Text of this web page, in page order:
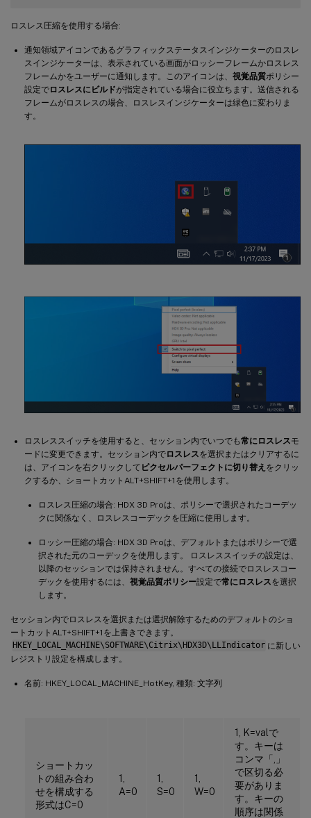
ロスレス圧縮を使用する場合:
通知領域アイコンであるグラフィックステータスインジケーターのロスレ
スインジケーターは、表示されている画面がロッシーフレームかロスレス
フレームかをユーザーに通知します。このアイコンは、 視覚品質ポリシー
設定でロスレスにビルドが指定されている場合に役立ちます。送信される
フレームがロスレスの場合、ロスレスインジケーターは緑色に変わりま
す。
ロスレススイッチを使用すると、セッション内でいつでも常にロスレスモ
ードに変更できます。セッション内でロスレスを選択またはクリアするに
は、アイコンを右クリックして ピクセルパーフェクトに切り替え をクリッ
クするか、ショートカットALT+SHIFT+1を使用します。
ロスレス圧縮の場合: HDX 3D Proは、ポリシーで選択されたコーデッ
クに関係なく、ロスレスコーデックを圧縮に使用します。
ロッシー圧縮の場合: HDX 3D Proは、デフォルトまたはポリシーで選
択された元のコーデックを使用します。 ロスレススイッチの設定は、
以降のセッションでは保持されません。すべての接続でロスレスコー
デックを使用するには、 視覚品質ポリシー設定で常にロスレスを選択
します。
セッション内でロスレスを選択または選択解除するためのデフォルトのショ
ートカットALT+SHIFT+1を上書きできます。
HKEY_LOCAL_MACHINE\SOFTWARE\Citrix\HDX3D\LLIndicator に新しい
レジストリ設定を構成します。
名前: HKEY_LOCAL_MACHINE_HotKey, 種類: 文字列
ショートカッ
トの組み合わ
せを構成する
形式はC=0
1,
A=0
1,
S=0
1,
W=0
1, K=valで
す。キーは
コンマ「,」
で区切る必
要がありま
す。キーの
順序は関係